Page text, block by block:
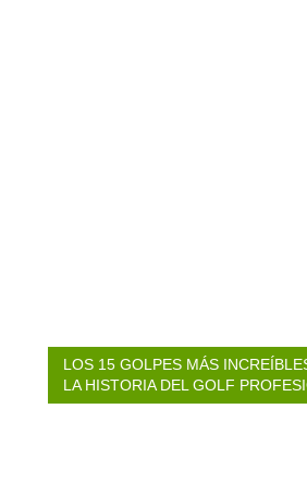
LOS 15 GOLPES MÁS
LA HISTORIA DEL GOLF